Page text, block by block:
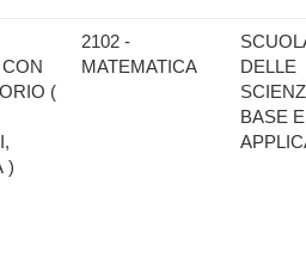
(
)
2102 -
MATEMATICA
DELLE
BASE E